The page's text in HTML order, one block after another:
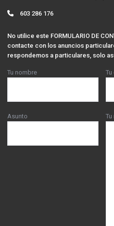
603 286 176
No utilice este FORMULARIO DE
contacte con los anuncios
respondemos a particulares, solo
Tu nombre
Asunto